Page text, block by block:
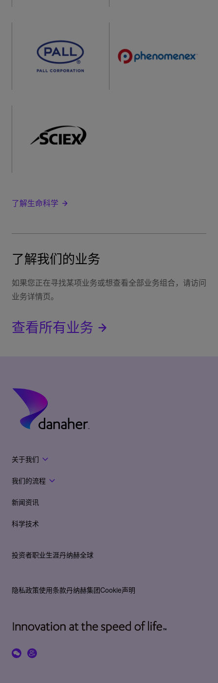
了解生命科学
了解我们的业务
如果您正在寻找某项业务或想查看全部业务组合，请访问
业务详情页。
查看所有业务
关于我们
我们的流程
新闻资讯
科学技术
投资者职业生涯丹纳赫全球
隐私政策使用条款丹纳赫集团Cookie声明